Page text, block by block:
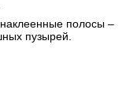
полосы –
пузырей.